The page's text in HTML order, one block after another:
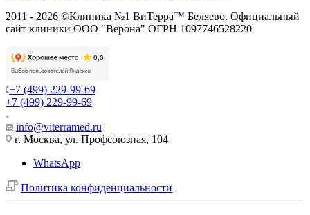
2011 - 2026 ©Клиника №1 ВиТерра™ Беляево. Официальный
сайт клиники ООО "Верона" ОГРН 1097746528220
+7 (499) 229-99-69
+7 (499) 229-99-69
info@viterramed.ru
г. Москва, ул. Профсоюзная, 104
WhatsApp
Политика конфиденциальности